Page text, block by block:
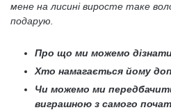
мене на лисині виросте таке
подарую.
Про що ми можемо
Хто намагається йому
Чи можемо ми
виграшною з самого